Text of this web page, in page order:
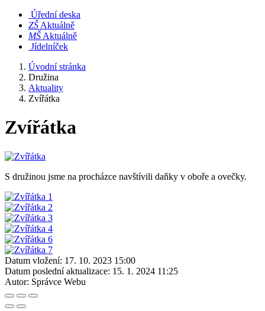
Úřední deska
​​ZŠ Aktuálně
​​MŠ Aktuálně
Jídelníček
Úvodní stránka
Družina
Aktuality
Zvířátka
Zvířátka
S družinou jsme na procházce navštívili daňky v oboře a ovečky.
Datum vložení: 17. 10. 2023 15:00
Datum poslední aktualizace: 15. 1. 2024 11:25
Autor: Správce Webu